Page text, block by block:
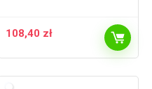
108,40 zł